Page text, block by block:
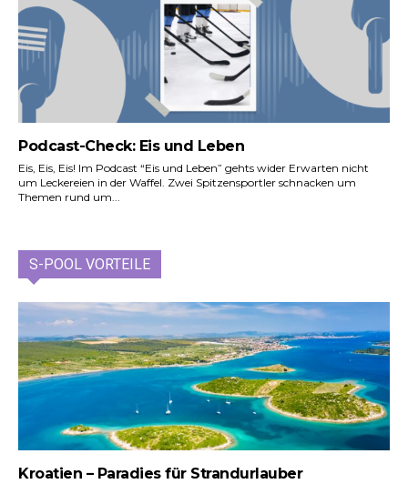
Podcast-Check: Eis und Leben
Eis, Eis, Eis! Im Podcast “Eis und Leben” gehts wider Erwarten nicht
um Leckereien in der Waffel. Zwei Spitzensportler schnacken um
Themen rund um...
S-POOL VORTEILE
Kroatien – Paradies für Strandurlauber